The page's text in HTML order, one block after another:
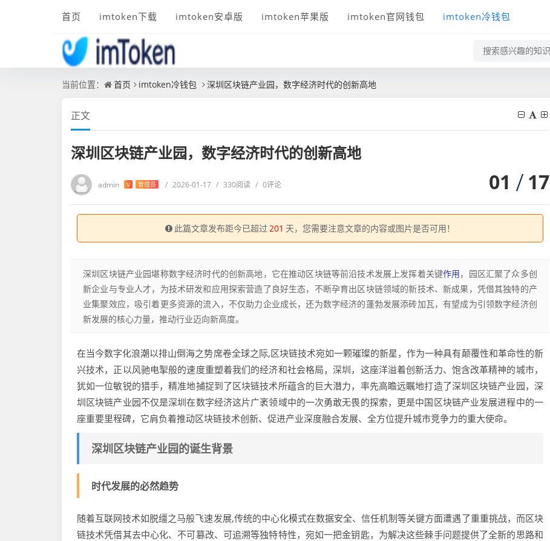
首页 imtoken下载 imtoken安卓版 imtoken苹果版 imtoken官网钱包 imtoken冷钱包
当前位置： 首页 imtoken冷钱包 深圳区块链产业园，数字经济时代的创新高地
正文
深圳区块链产业园，数字经济时代的创新高地
admin V 管理员 / 2026-01-17 / 330阅读 / 0评论 01 17
此篇文章发布距今已超过 201 天，您需要注意文章的内容或图片是否可用！
深圳区块链产业园堪称数字经济时代的创新高地，它在推动区块链等前沿技术发展上发挥着关键作用，园区汇聚了众多创
新企业与专业人才，为技术研发和应用探索营造了良好生态，不断孕育出区块链领域的新技术、新成果，凭借其独特的产
业集聚效应，吸引着更多资源的流入，不仅助力企业成长，还为数字经济的蓬勃发展添砖加瓦，有望成为引领数字经济创
新发展的核心力量，推动行业迈向新高度。
在当今数字化浪潮以排山倒海之势席卷全球之际,区块链技术宛如一颗璀璨的新星，作为一种具有颠覆性和革命性的新
兴技术，正以风驰电掣般的速度重塑着我们的经济和社会格局，深圳，这座洋溢着创新活力、饱含改革精神的城市，
犹如一位敏锐的猎手，精准地捕捉到了区块链技术所蕴含的巨大潜力，率先高瞻远瞩地打造了深圳区块链产业园，深
圳区块链产业园不仅是深圳在数字经济这片广袤领域中的一次勇敢无畏的探索，更是中国区块链产业发展进程中的一
座重要里程碑，它肩负着推动区块链技术创新、促进产业深度融合发展、全方位提升城市竞争力的重大使命。
深圳区块链产业园的诞生背景
时代发展的必然趋势
随着互联网技术如脱缰之马般飞速发展,传统的中心化模式在数据安全、信任机制等关键方面遭遇了重重挑战，而区块
链技术凭借其去中心化、不可篡改、可追溯等独特特性，宛如一把金钥匙，为解决这些棘手问题提供了全新的思路和